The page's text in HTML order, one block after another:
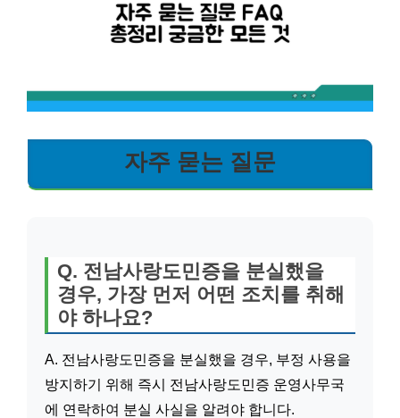
자주 묻는 질문
Q. 전남사랑도민증을 분실했을
경우, 가장 먼저 어떤 조치를 취해
야 하나요?
A. 전남사랑도민증을 분실했을 경우, 부정 사용을
방지하기 위해 즉시 전남사랑도민증 운영사무국
에 연락하여 분실 사실을 알려야 합니다.